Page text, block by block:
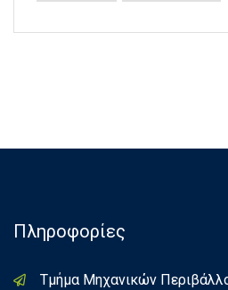
Πληροφορίες
Τμήμα Μηχανικών